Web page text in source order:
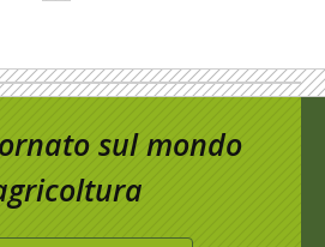
sul mondo